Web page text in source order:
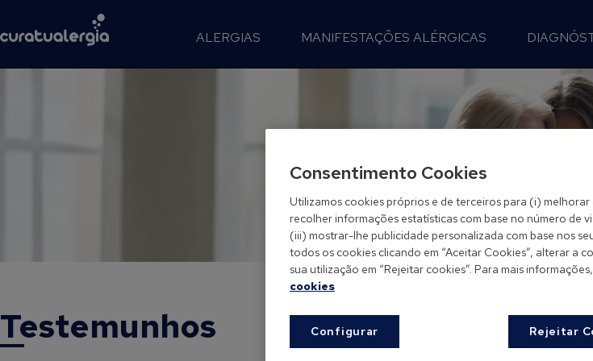
ALERGIAS MANIFESTAÇÕES ALÉRGICAS
Testemunhos
Consentimento Cookies
Utilizamos cookies próprios e de terceiros para (i)
recolher informações estatísticas com base no número de
(iii) mostrar-lhe publicidade personalizada com base nos
todos os cookies clicando em “Aceitar Cookies”, alterar a
sua utilização em “Rejeitar cookies”. Para mais
cookies
Rejeitar
Configurar